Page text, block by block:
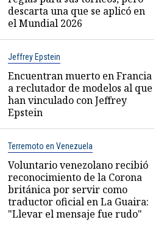
descarta una que se aplicó en
el Mundial 2026
Jeffrey Epstein
Encuentran muerto en Francia
a reclutador de modelos al que
han vinculado con Jeffrey
Epstein
Terremoto en Venezuela
Voluntario venezolano recibió
reconocimiento de la Corona
británica por servir como
traductor oficial en La Guaira:
"Llevar el mensaje fue rudo"